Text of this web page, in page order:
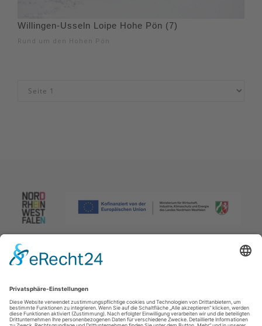
Willingen-Usseln Loipe Hohe Pön (7)
Rund um den Hohen Pön
Impressum|Datenschutzerklärung|Barrierefreiheitserklärung|
Kontakt